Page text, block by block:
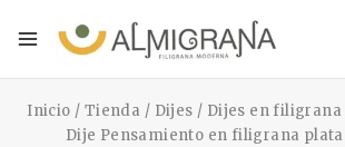
Inicio / Tienda / Dijes / Dijes en filigrana
Dije Pensamiento en filigrana